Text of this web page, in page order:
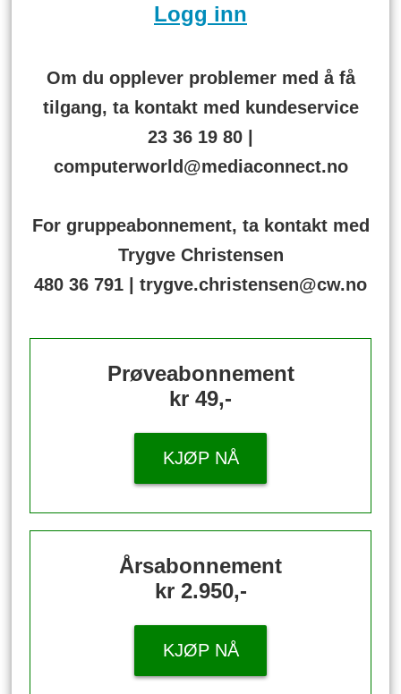
Logg inn
Om du opplever problemer med å få
tilgang, ta kontakt med kundeservice
23 36 19 80 |
computerworld@mediaconnect.no
For gruppeabonnement, ta kontakt med
Trygve Christensen
480 36 791 | trygve.christensen@cw.no
Prøveabonnement
kr 49,-
KJØP NÅ
Årsabonnement
kr 2.950,-
KJØP NÅ